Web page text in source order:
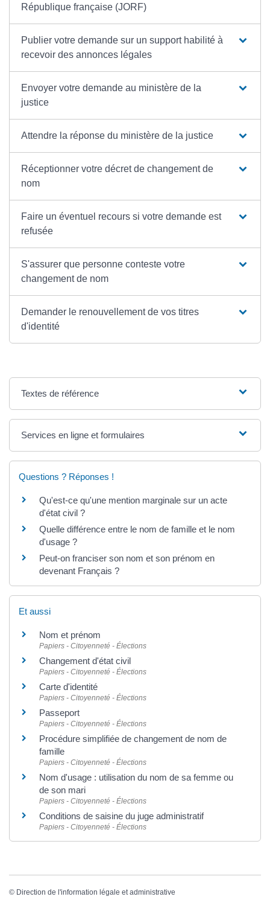
République française (JORF)
Publier votre demande sur un support habilité à
recevoir des annonces légales
Envoyer votre demande au ministère de la
justice
Attendre la réponse du ministère de la justice
Réceptionner votre décret de changement de
nom
Faire un éventuel recours si votre demande est
refusée
S'assurer que personne conteste votre
changement de nom
Demander le renouvellement de vos titres
d'identité
Textes de référence
Services en ligne et formulaires
Questions ? Réponses !
Qu'est-ce qu'une mention marginale sur un acte
d'état civil ?
Quelle différence entre le nom de famille et le nom
d'usage ?
Peut-on franciser son nom et son prénom en
devenant Français ?
Et aussi
Nom et prénom
Papiers - Citoyenneté - Élections
Changement d'état civil
Papiers - Citoyenneté - Élections
Carte d'identité
Papiers - Citoyenneté - Élections
Passeport
Papiers - Citoyenneté - Élections
Procédure simplifiée de changement de nom de
famille
Papiers - Citoyenneté - Élections
Nom d'usage : utilisation du nom de sa femme ou
de son mari
Papiers - Citoyenneté - Élections
Conditions de saisine du juge administratif
Papiers - Citoyenneté - Élections
© Direction de l'information légale et administrative